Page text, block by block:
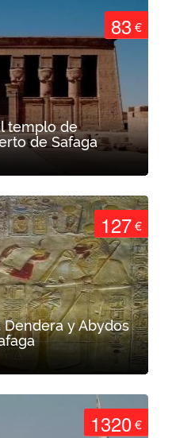
83 €
templo de
de Safaga
127€
y Abydos
1320€